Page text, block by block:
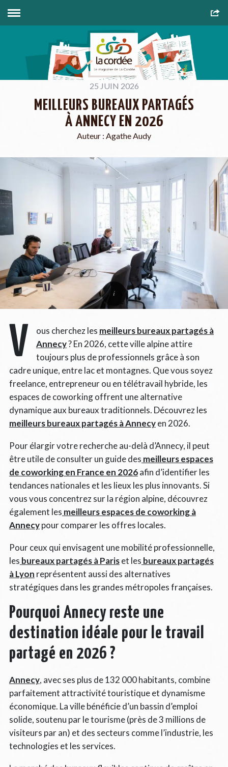
25 JUIN 2026
MEILLEURS BUREAUX PARTAGÉS
À ANNECY EN 2026
Auteur : Agathe Audy
V ous cherchez les meilleurs bureaux partagés à
Annecy? En 2026, cette ville alpine attire
toujours plus de professionnels grâce à son
cadre unique, entre lac et montagnes. Que vous soyez
freelance, entrepreneur ou en télétravail hybride, les
espaces de coworking offrent une alternative
dynamique aux bureaux traditionnels. Découvrez les
meilleurs bureaux partagés à Annecyen 2026.
Pour élargir votre recherche au-delà d’Annecy, il peut
être utile de consulter un guide des meilleurs espaces
de coworking en France en 2026afin d’identifier les
tendances nationales et les lieux les plus innovants. Si
vous vous concentrez sur la région alpine, découvrez
également les meilleurs espaces de coworking à
Annecypour comparer les offres locales.
Pour ceux qui envisagent une mobilité professionnelle,
les bureaux partagés à Pariset les bureaux partagés
à Lyon représentent aussi des alternatives
stratégiques dans les grandes métropoles françaises.
Pourquoi Annecy reste une
destination idéale pour le travail
partagé en 2026 ?
Annecy, avec ses plus de 132 000 habitants, combine
parfaitement attractivité touristique et dynamisme
économique. La ville bénéficie d’un bassin d’emploi
solide, soutenu par le tourisme (près de 3 millions de
visiteurs par an) et des secteurs comme l’industrie, les
technologies et les services.